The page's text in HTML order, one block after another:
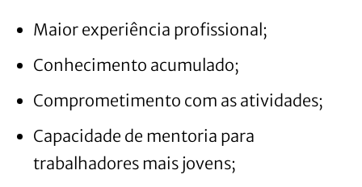
Maior experiência profissional;
Conhecimento acumulado;
Comprometimento com as atividades;
Capacidade de mentoria para
trabalhadores mais jovens;